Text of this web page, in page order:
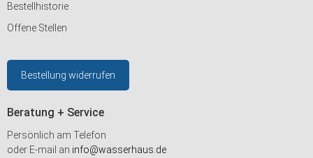
Bestellhistorie
Offene Stellen
Bestellung widerrufen
Beratung + Service
Persönlich am Telefon
oder E-mail an info@wasserhaus.de